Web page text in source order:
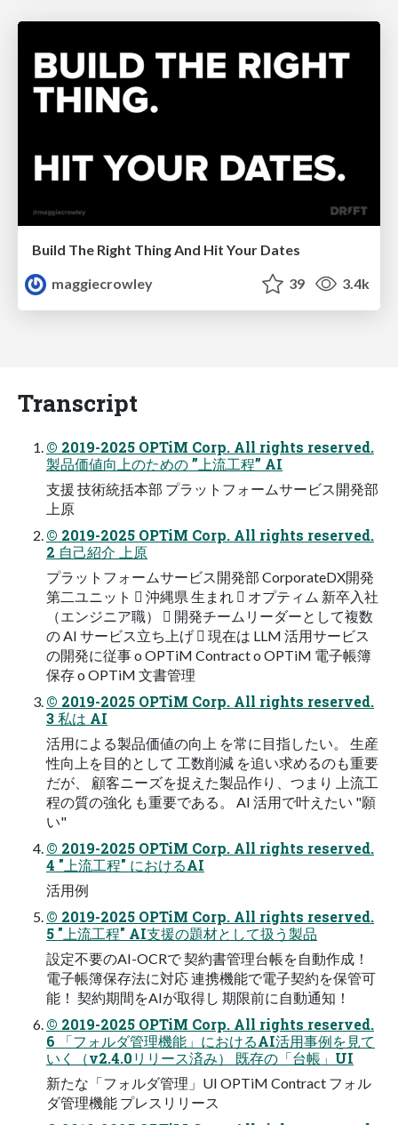
Build The Right Thing And Hit Your Dates
maggiecrowley
39 3.4k
Transcript
© 2019-2025 OPTiM Corp. All rights reserved.
製品価値向上のための ”上流工程” AI
支援 技術統括本部 プラットフォームサービス開発部
上原
© 2019-2025 OPTiM Corp. All rights reserved.
2 自己紹介 上原
プラットフォームサービス開発部 CorporateDX開発
第二ユニット  沖縄県 生まれ  オプティム 新卒入社
（エンジニア職）  開発チームリーダーとして複数
の AI サービス立ち上げ  現在は LLM 活用サービス
の開発に従事 o OPTiM Contract o OPTiM 電子帳簿
保存 o OPTiM 文書管理
© 2019-2025 OPTiM Corp. All rights reserved.
3 私は AI
活用による製品価値の向上 を常に目指したい。 生産
性向上を目的として 工数削減 を追い求めるのも重要
だが、 顧客ニーズを捉えた製品作り、つまり 上流工
程の質の強化 も重要である。 AI 活用で叶えたい "願
い"
© 2019-2025 OPTiM Corp. All rights reserved.
4 "上流工程" におけるAI
活用例
© 2019-2025 OPTiM Corp. All rights reserved.
5 "上流工程" AI支援の題材として扱う製品
設定不要のAI-OCRで 契約書管理台帳を自動作成！
電子帳簿保存法に対応 連携機能で電子契約を保管可
能！ 契約期間をAIが取得し 期限前に自動通知！
© 2019-2025 OPTiM Corp. All rights reserved.
6 「フォルダ管理機能」におけるAI活用事例を見て
いく（v2.4.0リリース済み） 既存の「台帳」UI
新たな「フォルダ管理」UI OPTiM Contract フォル
ダ管理機能 プレスリリース